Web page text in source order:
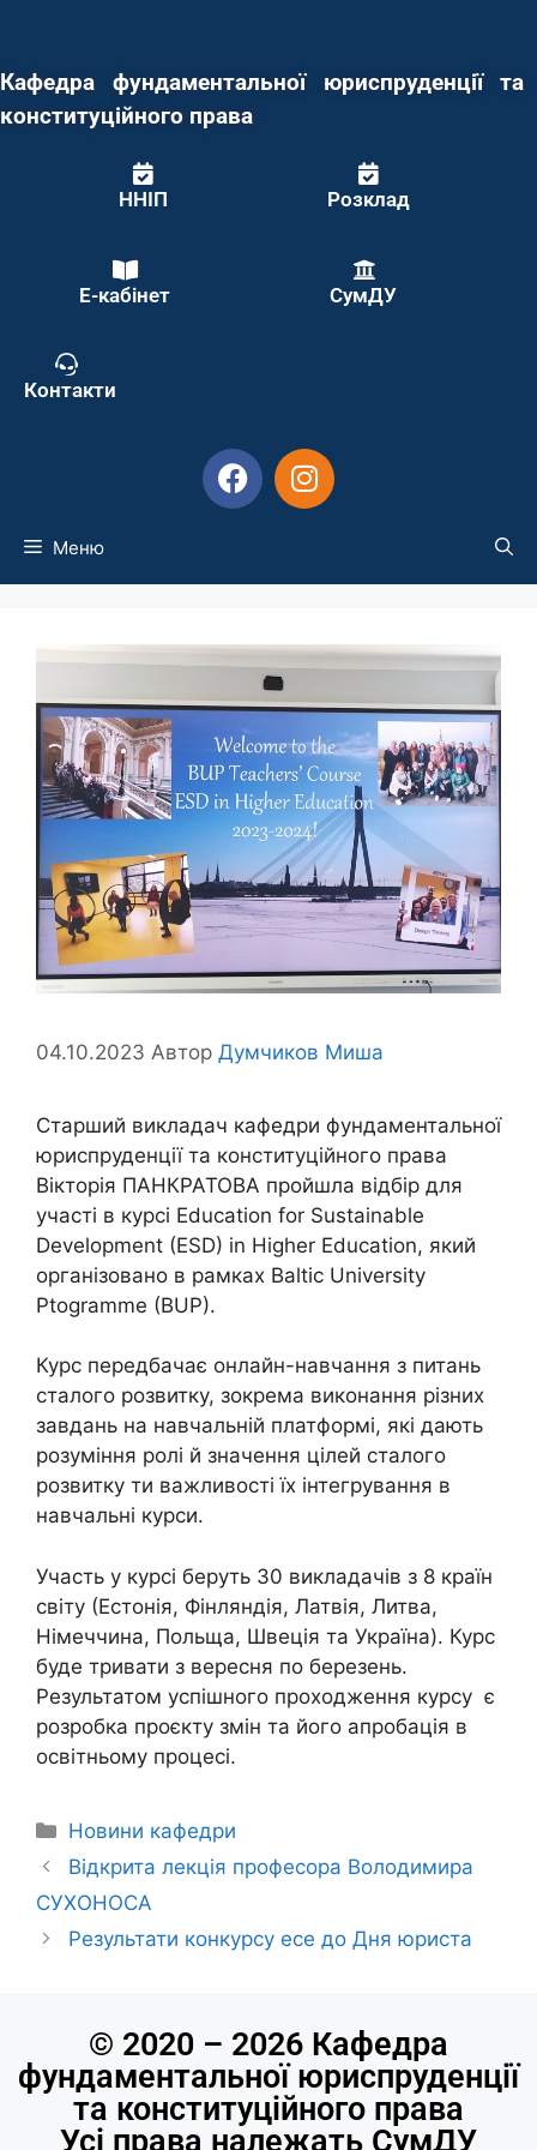
Кафедра фундаментальної юриспруденції та
конституційного права
ННІП Розклад
Е-кабінет СумДУ
Контакти
Меню
04.10.2023 Автор Думчиков Миша
Старший викладач кафедри фундаментальної
юриспруденції та конституційного права
Вікторія ПАНКРАТОВА пройшла відбір для
участі в курсі Education for Sustainable
Development (ESD) in Higher Education, який
організовано в рамках Baltic University
Ptogramme (BUP).
Курс передбачає онлайн-навчання з питань
сталого розвитку, зокрема виконання різних
завдань на навчальній платформі, які дають
розуміння ролі й значення цілей сталого
розвитку ти важливості їх інтегрування в
навчальні курси.
Участь у курсі беруть 30 викладачів з 8 країн
світу (Естонія, Фінляндія, Латвія, Литва,
Німеччина, Польща, Швеція та Україна). Курс
буде тривати з вересня по березень.
Результатом успішного проходження курсу є
розробка проєкту змін та його апробація в
освітньому процесі.
Новини кафедри
Відкрита лекція професора Володимира
СУХОНОСА
Результати конкурсу есе до Дня юриста
© 2020 – 2026 Кафедра
фундаментальної юриспруденції
та конституційного права
Усі права належать СумДУ